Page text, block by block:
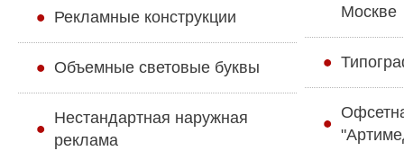
Рекламные конструкции
Объемные световые буквы
Нестандартная наружная
реклама
Москве